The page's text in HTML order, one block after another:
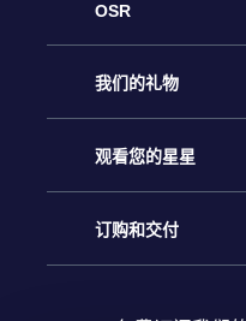
OSR
客户服务
联系我们
博客
我们的礼物
Online Star礼物
OSR 礼物包
观看您的星星
Online Star Register
订购和交付